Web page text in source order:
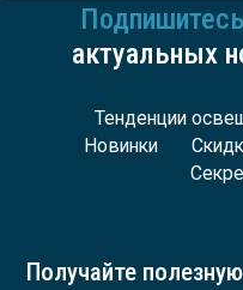
актуальных
Тенденции
Новинки
Получайте